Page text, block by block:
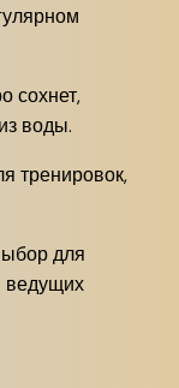
сохнет,
воды.
тренировок,
для
ведущих